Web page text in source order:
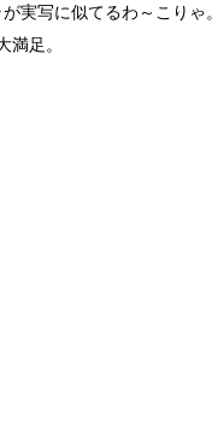
実写に似てるわ～こりゃ。
足。